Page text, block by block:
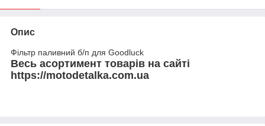
Опис
Фільтр паливний б/п для Goodluck
Весь асортимент товарів на сайті
https://motodetalka.com.ua